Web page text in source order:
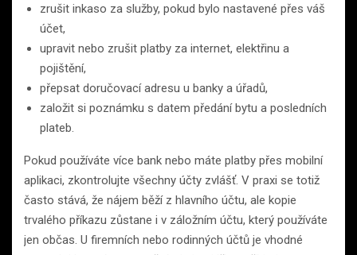
zrušit inkaso za služby, pokud bylo nastavené přes váš
účet,
upravit nebo zrušit platby za internet, elektřinu a
pojištění,
přepsat doručovací adresu u banky a úřadů,
založit si poznámku s datem předání bytu a posledních
plateb.
Pokud používáte více bank nebo máte platby přes mobilní
aplikaci, zkontrolujte všechny účty zvlášť. V praxi se totiž
často stává, že nájem běží z hlavního účtu, ale kopie
trvalého příkazu zůstane i v záložním účtu, který používáte
jen občas. U firemních nebo rodinných účtů je vhodné